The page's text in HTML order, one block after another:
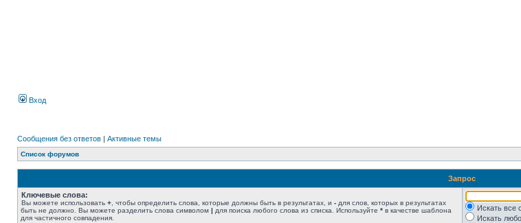
Вход
Сообщения без ответов | Активные темы
Список форумов
Запрос
Ключевые слова:
Вы можете использовать + , чтобы определить слова, которые должны быть в результатах, и - для слов, которых в результатах
быть не должно. Вы можете разделить слова символом | для поиска любого слова из списка. Используйте * в качестве шаблона
для частичного совпадения.
Искать все
Искать